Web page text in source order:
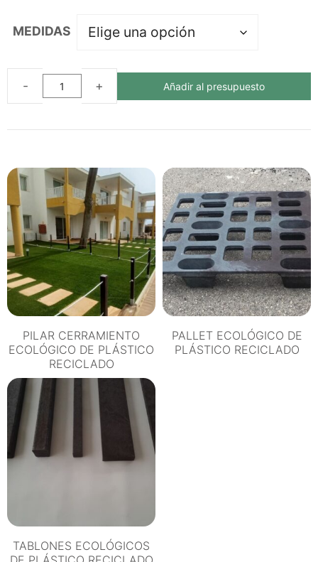
MEDIDAS
CUADRADA
PLÁSTICO
RECICLADO
cantidad
Añadir al presupuesto
PILAR CERRAMIENTO
ECOLÓGICO DE PLÁSTICO
RECICLADO
PALLET ECOLÓGICO DE
PLÁSTICO RECICLADO
TABLONES ECOLÓGICOS